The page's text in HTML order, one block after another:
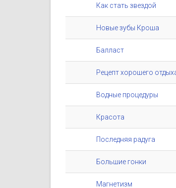
Как стать звездой
Новые зубы Кроша
Балласт
Рецепт хорошего
Водные процедуры
Красота
Последняя радуга
Большие гонки
Магнетизм